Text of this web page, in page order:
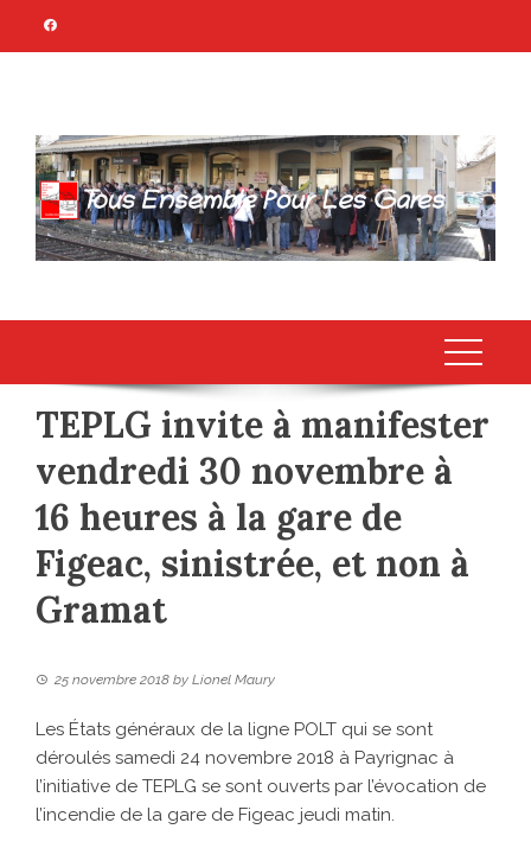
TOUS ENSEMBLE
POUR LES GARES
Association Citoyenne
TEPLG invite à manifester
vendredi 30 novembre à
16 heures à la gare de
Figeac, sinistrée, et non à
Gramat
25 novembre 2018 by Lionel Maury
Les États généraux de la ligne POLT qui se sont
déroulés samedi 24 novembre 2018 à Payrignac à
l’initiative de TEPLG se sont ouverts par l’évocation de
l’incendie de la gare de Figeac jeudi matin.